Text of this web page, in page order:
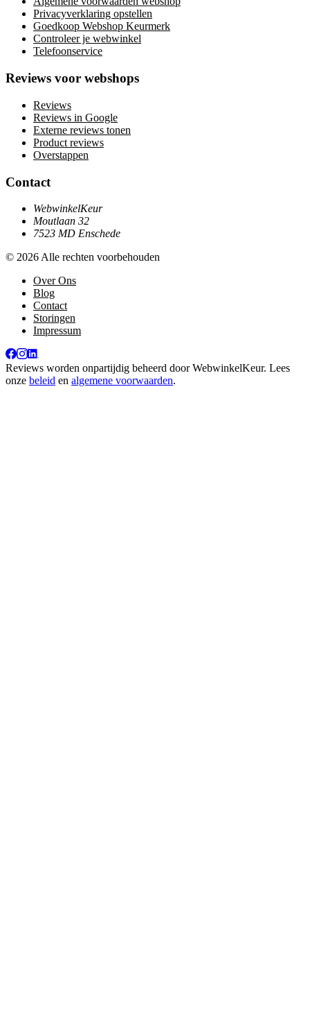
Privacyverklaring opstellen
Goedkoop Webshop Keurmerk
Controleer je webwinkel
Telefoonservice
Reviews voor webshops
Reviews
Reviews in Google
Externe reviews tonen
Product reviews
Overstappen
Contact
WebwinkelKeur
Moutlaan 32
7523 MD Enschede
© 2026 Alle rechten voorbehouden
Over Ons
Blog
Contact
Storingen
Impressum
Reviews worden onpartijdig beheerd doorWebwinkelKeur. Lees
onze beleid en algemene voorwaarden.